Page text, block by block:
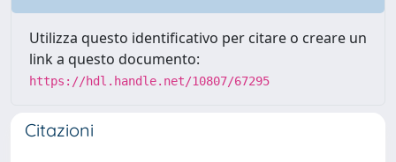
Utilizza questo identificativo per citare o creare un
link a questo documento:
https://hdl.handle.net/10807/67295
Citazioni